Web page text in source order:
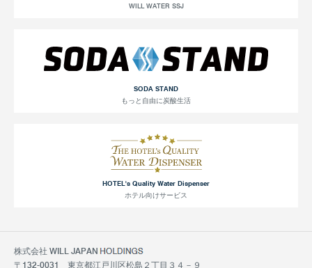
WILL WATER SSJ
SODA STAND
もっと自由に炭酸生活
HOTEL's Quality Water Dispenser
ホテル向けサービス
株式会社 WILL JAPAN
〒132-0031 東京都江戸川区松島２丁目３４－９